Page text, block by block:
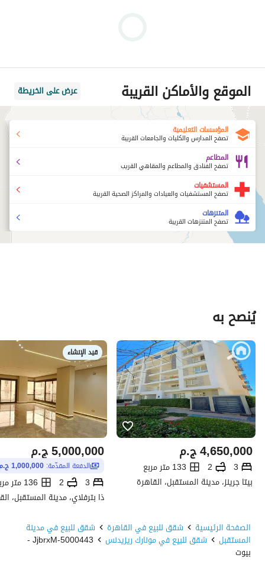
الموقع والأماكن القريبة عرض على الخريطة
المؤسسات التعليمية
تصفح المدارس والكليات والجامعات القريبة
المطاعم
تصفح الفنادق والمطاعم والمقاهي القريب
المستشفيات
تصفح المستشفيات والعيادات والمراكز الصحية القريبة
المتنزهات
تصفح المتنزهات القريبة
يُنصح به
ج.م4,650,000
3
2
133 متر مربع
بيتا جرينز، مدينة المستقبل، القاهرة
قيد الإنشاء
ج.م5,000,000
الدفعة المقدّمة: 1,000,000 ج.م
3
2
136 متر مربع
ذا بترفلاي، مدينة المستقبل،
الصفحة الرئيسية
شقق للبيع في القاهرة شقق للبيع في مدينة
المستقبل شقق للبيع في مونارك ريزيدنس 5000443-JjbrxM -
بيوت